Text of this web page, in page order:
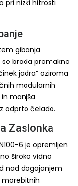
pri nizki hitrosti
gibanja
brada premakne
jadra” oziroma
modularnih
in manjša
odprto čelado.
Zaslonka
6 je opremljen
široko vidno
nad dogajanjem
morebitnih